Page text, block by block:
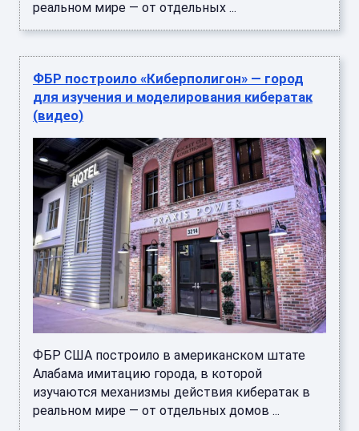
реальном мире — от отдельных ...
ФБР построило «Киберполигон» — город
для изучения и моделирования кибератак
(видео)
ФБР США построило в американском штате
Алабама имитацию города, в которой
изучаются механизмы действия кибератак в
реальном мире — от отдельных домов ...